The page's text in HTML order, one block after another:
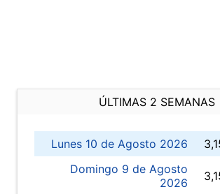
ÚLTIMAS 2 SEMANAS
Lunes 10 de Agosto 2026
Domingo 9 de Agosto
2026